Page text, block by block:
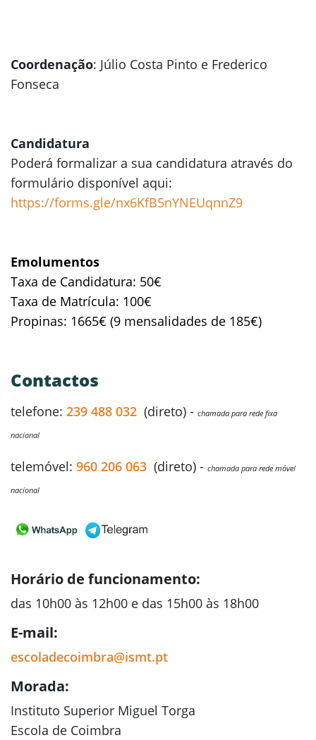
Coordenação: Júlio Costa Pinto e Frederico
Fonseca
Candidatura
Poderá formalizar a sua candidatura através do
formulário disponível aqui:
https://forms.gle/nx6KfB5nYNEUqnnZ9
Emolumentos
Taxa de Candidatura: 50€
Taxa de Matrícula: 100€
Propinas: 1665€ (9 mensalidades de 185€)
Contactos
telefone: 239 488 032 (direto) - chamada para rede fixa
nacional
telemóvel: 960 206 063 (direto) - chamada para rede móvel
nacional
Horário de funcionamento:
das 10h00 às 12h00 e das 15h00 às 18h00
E-mail:
escoladecoimbra@ismt.pt
Morada:
Instituto Superior Miguel Torga
Escola de Coimbra